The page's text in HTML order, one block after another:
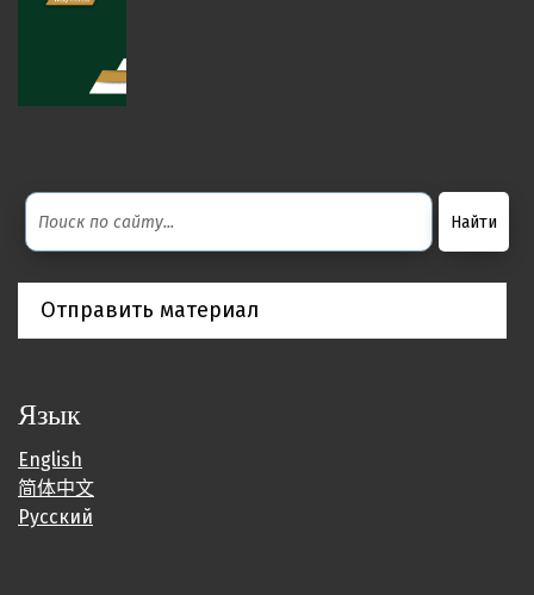
Отправить материал
Язык
English
简体中文
Русский